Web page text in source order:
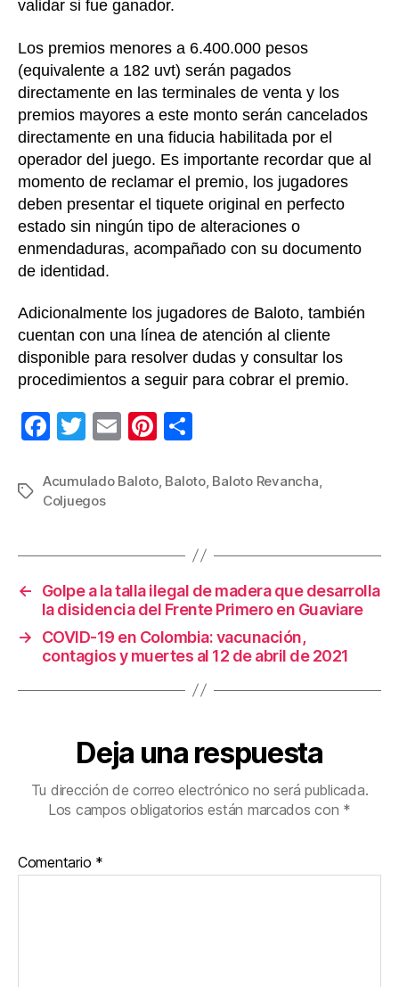
validar si fue ganador.
Los premios menores a 6.400.000 pesos
(equivalente a 182 uvt) serán pagados
directamente en las terminales de venta y los
premios mayores a este monto serán cancelados
directamente en una fiducia habilitada por el
operador del juego. Es importante recordar que al
momento de reclamar el premio, los jugadores
deben presentar el tiquete original en perfecto
estado sin ningún tipo de alteraciones o
enmendaduras, acompañado con su documento
de identidad.
Adicionalmente los jugadores de Baloto, también
cuentan con una línea de atención al cliente
disponible para resolver dudas y consultar los
procedimientos a seguir para cobrar el premio.
F
c
e
o
k
T
tt
er
E
ail
Pi
er m
ar
tir
Etiquetas
Acumulado Baloto, Baloto, Baloto Revancha
Coljuegos
←
Golpe a la talla ilegal de madera que desarrolla
la disidencia del Frente Primero en Guaviare
→
COVID-19 en Colombia: vacunación,
contagios y muertes al 12 de abril de 2021
Deja una respuesta
Tu dirección de correo electrónico no será publicada.
Los campos obligatorios están marcados con *
Comentario *